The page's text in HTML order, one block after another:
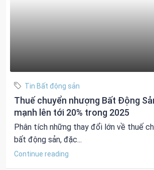
Tin Bất động sản
Thuế chuyển nhượng Bất Động
mạnh lên tới 20% trong 2025
Phân tích những thay đổi lớn về thuế
bất động sản, đặc...
Continue reading